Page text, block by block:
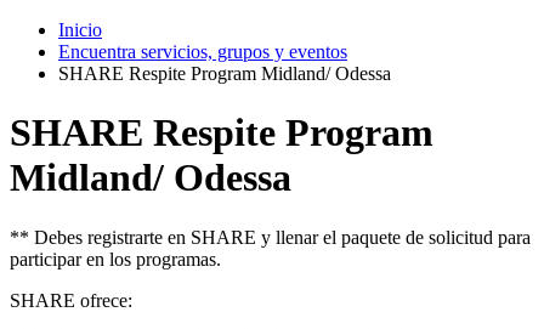
Inicio
Encuentra servicios, grupos y eventos
SHARE Respite Program Midland/ Odessa
SHARE Respite Program
Midland/ Odessa
** Debes registrarte en SHARE y llenar el paquete de solicitud para
participar en los programas.
SHARE ofrece: